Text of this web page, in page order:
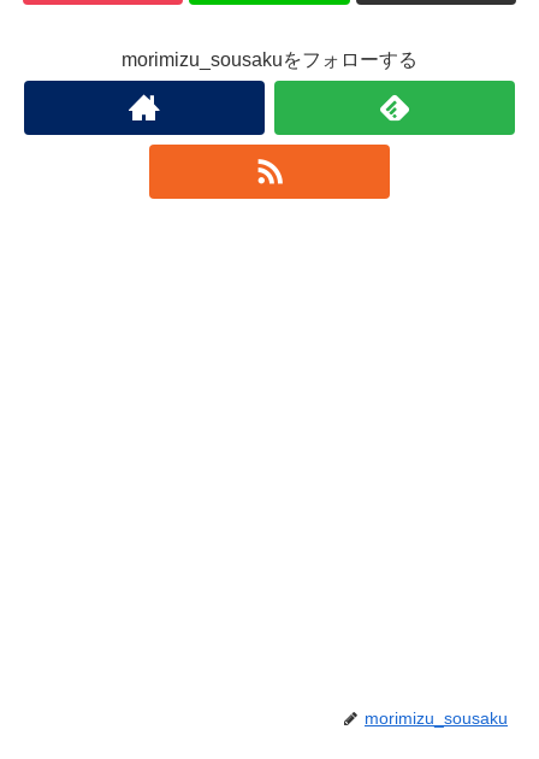
morimizu_sousakuをフォローする
morimizu_sousaku